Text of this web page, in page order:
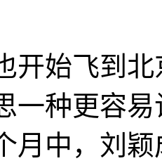
开始飞到
一种更容
月中，刘